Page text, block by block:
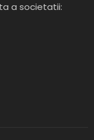
a societatii: